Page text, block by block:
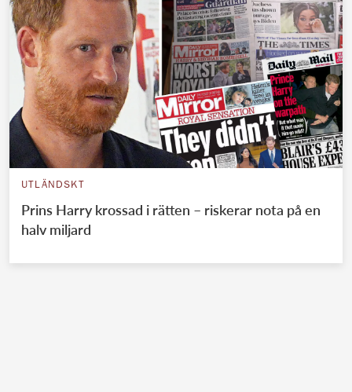
UTLÄNDSKT
Prins Harry krossad i rätten – riskerar nota på en
halv miljard